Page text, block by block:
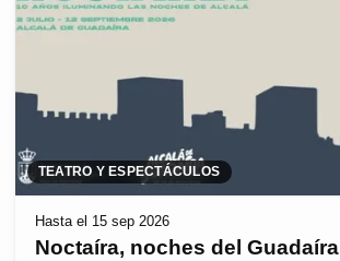
TEATRO Y ESPECTÁCULOS
Hasta el 15 sep 2026
Noctaíra, noches del Guadaíra